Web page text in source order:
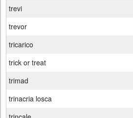
trevi
trevor
tricarico
trick or treat
trimad
trinacria losca